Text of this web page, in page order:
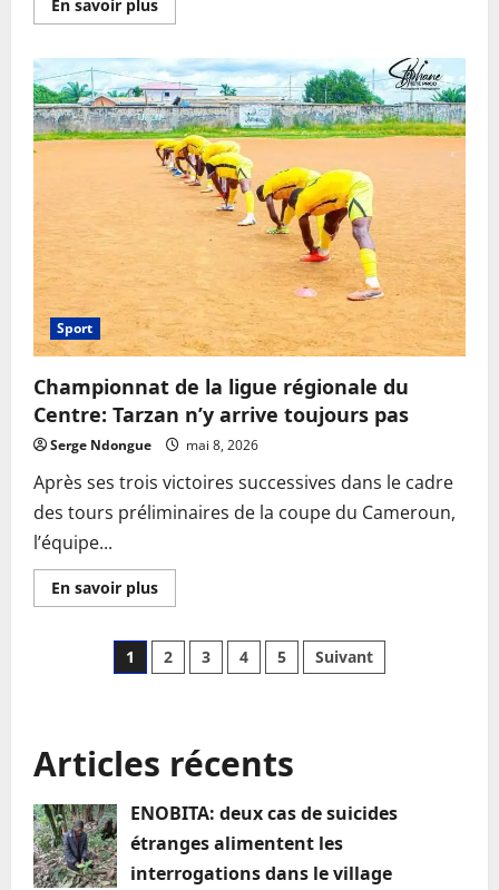
En savoir plus
savoir
André
Marie
MBIDA:
en
quoi
est-
ce
qu’il
dérange
encore
???
Sport
Championnat de la ligue régionale du
Centre: Tarzan n’y arrive toujours pas
Serge Ndongue mai 8, 2026
Après ses trois victoires successives dans le cadre
des tours préliminaires de la coupe du Cameroun,
l’équipe...
En savoir plusEn
savoir
Championnat
de
la
Tarzan
n’y
toujours
pas
Pagination
publications
1 2 3 4 5 Suivant
Articles récents
ENOBITA: deux cas de suicides
étranges alimentent les
interrogations dans le village